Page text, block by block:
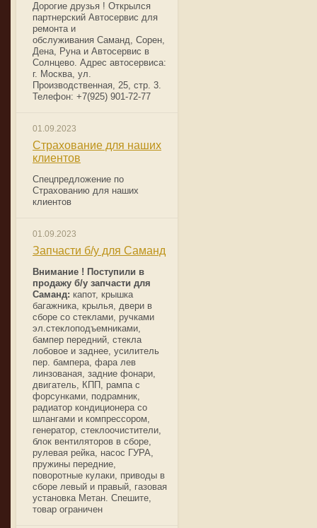
Дорогие друзья ! Открылся
партнерский Автосервис для
ремонта и
обслуживания Саманд, Сорен,
Дена, Руна и Автосервис в
Солнцево. Адрес автосервиса:
г. Москва, ул.
Производственная, 25, стр. 3.
Телефон: +7(925) 901-72-77
01.09.2023
Страхование для наших
клиентов
Спецпредложение по
Страхованию для наших
клиентов
01.09.2023
Запчасти б/у для Саманд
Внимание ! Поступили в
продажу б/у запчасти для
Саманд: капот, крышка
багажника, крылья, двери в
сборе со стеклами, ручками
эл.стеклоподъемниками,
бампер передний, стекла
лобовое и заднее, усилитель
пер. бампера, фара лев
линзованая, задние фонари,
двигатель, КПП, рампа с
форсунками, подрамник,
радиатор кондиционера со
шлангами и компрессором,
генератор, стеклоочистители,
блок вентиляторов в сборе,
рулевая рейка, насос ГУРА,
пружины передние,
поворотные кулаки, приводы в
сборе левый и правый, газовая
установка Метан. Спешите,
товар ограничен